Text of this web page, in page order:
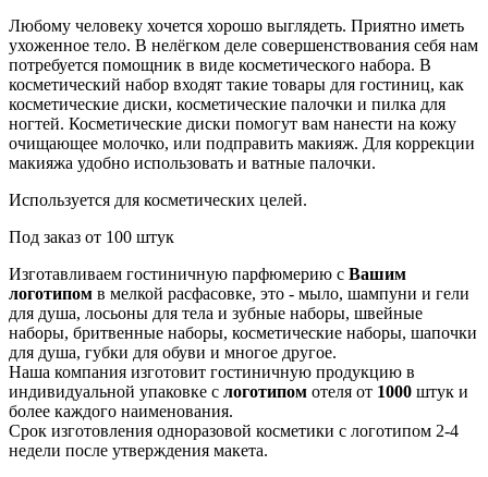
Любому человеку хочется хорошо выглядеть. Приятно иметь
ухоженное тело. В нелёгком деле совершенствования себя нам
потребуется помощник в виде косметического набора. В
косметический набор входят такие товары для гостиниц, как
косметические диски, косметические палочки и пилка для
ногтей. Косметические диски помогут вам нанести на кожу
очищающее молочко, или подправить макияж. Для коррекции
макияжа удобно использовать и ватные палочки.
Используется для косметических целей.
Под заказ от 100 штук
Изготавливаем гостиничную парфюмерию с Вашим
логотипом в мелкой расфасовке, это - мыло, шампуни и гели
для душа, лосьоны для тела и зубные наборы, швейные
наборы, бритвенные наборы, косметические наборы, шапочки
для душа, губки для обуви и многое другое.
Наша компания изготовит гостиничную продукцию в
индивидуальной упаковке с логотипом отеля от 1000 штук и
более каждого наименования.
Срок изготовления одноразовой косметики с логотипом 2-4
недели после утверждения макета.